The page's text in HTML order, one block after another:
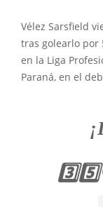
Vélez Sarsfield
tras golearlo por
en la Liga
Paraná, en el